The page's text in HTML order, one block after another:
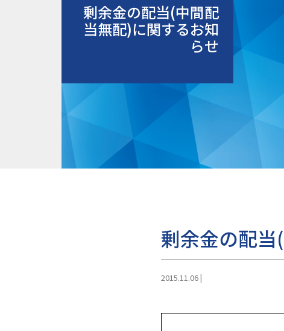
剰余金の配当(中間配
当無配)に関するお知
らせ
剰余金の配
2015.11.06|